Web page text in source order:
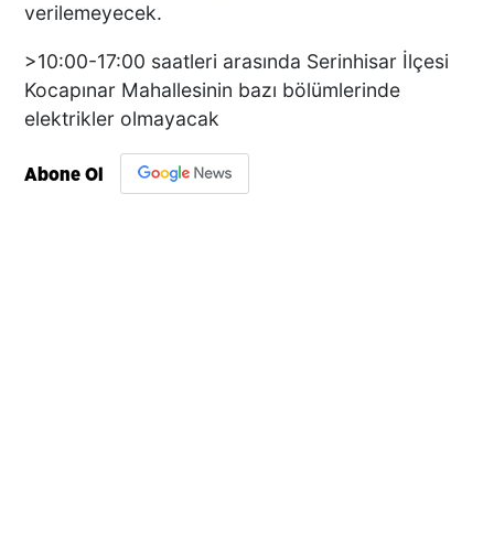
verilemeyecek.
>10:00-17:00 saatleri arasında Serinhisar İlçesi
Kocapınar Mahallesinin bazı bölümlerinde
elektrikler olmayacak
Abone Ol